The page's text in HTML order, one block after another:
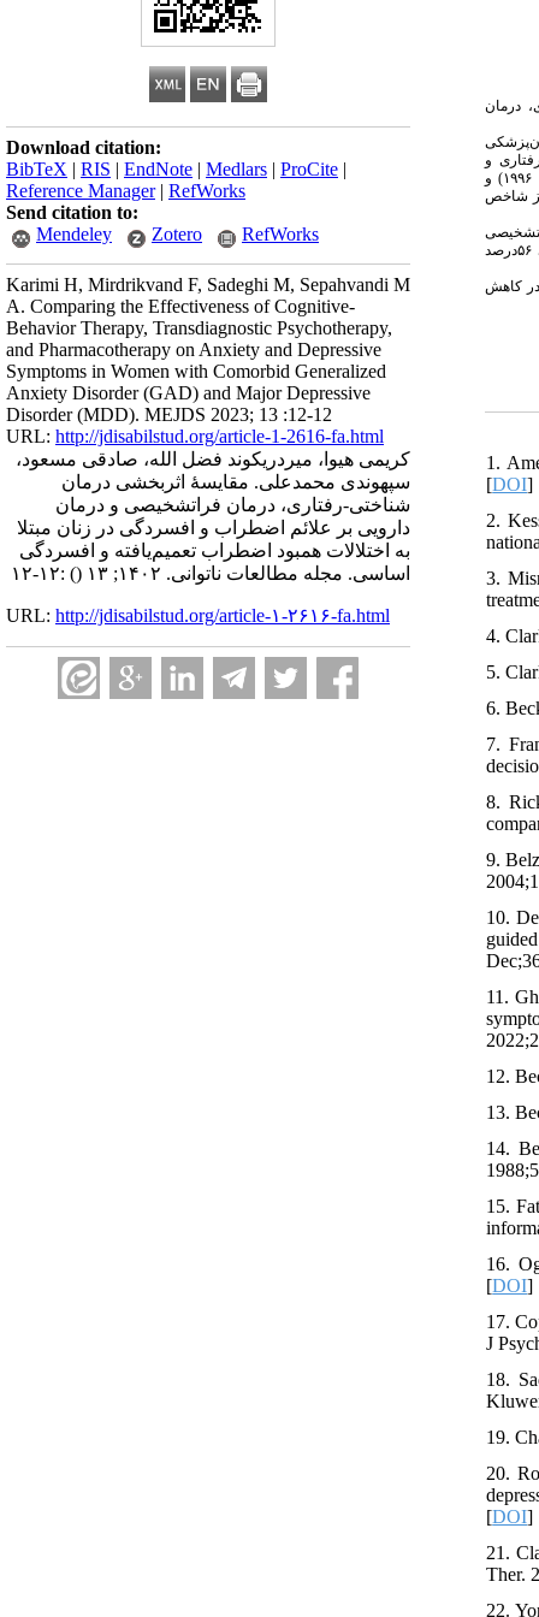
Download citation:
BibTeX | RIS | EndNote | Medlars | ProCite |
Reference Manager| RefWorks
Send citation to:
Mendeley
Zotero RefWorks
Karimi H, Mirdrikvand F, Sadeghi M, Sepahvandi M
A. Comparing the Effectiveness of Cognitive-
Behavior Therapy, Transdiagnostic Psychotherapy,
and Pharmacotherapy on Anxiety and Depressive
Symptoms in Women with Comorbid Generalized
Anxiety Disorder (GAD) and Major Depressive
Disorder (MDD). MEJDS 2023; 13 :12-12
URL: http://jdisabilstud.org/article-1-2616-fa.html
کریمی هیوا، میردریکوند فضل الله، صادقی مسعود،
سپهوندی محمدعلی. مقایسهٔ اثربخشی درمان
شناختی-رفتاری، درمان فراتشخیصی و درمان
دارویی بر علائم اضطراب و افسردگی در زنان مبتلا
به اختلالات همبود اضطراب تعمیم‌یافته و افسردگی
اساسی. مجله مطالعات ناتوانی. ۱۴۰۲; ۱۳
() :۱۲-۱۲
URL: http://jdisabilstud.org/article-۱-۲۶۱۶-fa.html
درمان
و
۱۹۹۶) و
شاخص
) و در گروه دارودرمانی ۵۶درصد
کاهش
1.
[DOI]
2.
3.
4.
5.
6.
7.
8.
9.
10.
11.
12.
13.
14.
15.
16.
[DOI]
17.
J
18.
19.
20.
[DOI]
21.
Ther.
22.